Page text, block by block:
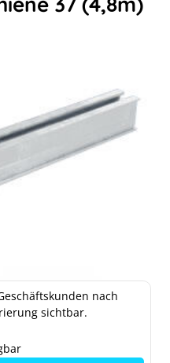
nach
sichtbar.